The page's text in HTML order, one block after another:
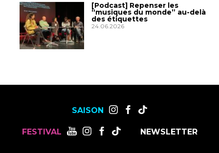
[Podcast] Repenser les
“musiques du monde” au-delà
des étiquettes
24.06.2026
SAISON
FESTIVAL NEWSLETTER